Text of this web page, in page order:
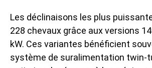
Les déclinaisons les plus
228 chevaux grâce aux versions
kW. Ces variantes bénéficient
système de suralimentation twin-